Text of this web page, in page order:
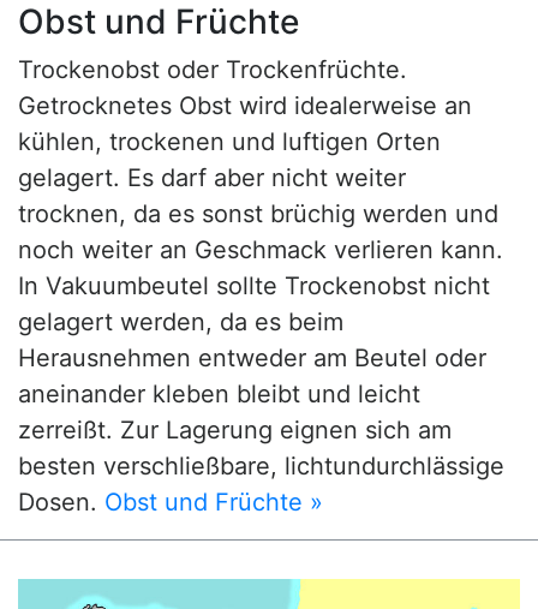
Obst und Früchte
Trockenobst oder Trockenfrüchte.
Getrocknetes Obst wird idealerweise an
kühlen, trockenen und luftigen Orten
gelagert. Es darf aber nicht weiter
trocknen, da es sonst brüchig werden und
noch weiter an Geschmack verlieren kann.
In Vakuumbeutel sollte Trockenobst nicht
gelagert werden, da es beim
Herausnehmen entweder am Beutel oder
aneinander kleben bleibt und leicht
zerreißt. Zur Lagerung eignen sich am
besten verschließbare, lichtundurchlässige
Dosen. Obst und Früchte »